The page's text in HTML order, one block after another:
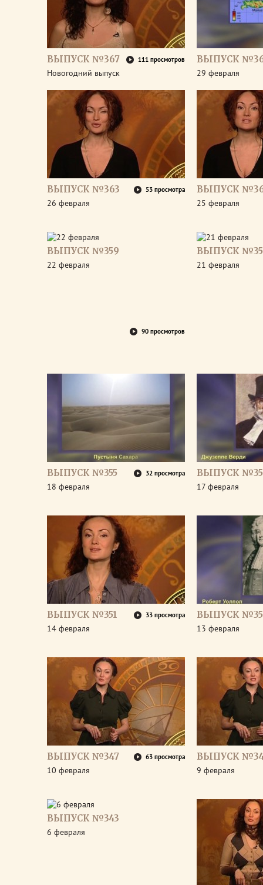
ВЫПУСК №367 111 просмотров
Новогодний выпуск
ВЫПУСК
29 февраля
ВЫПУСК №363 53 просмотра
26 февраля
ВЫПУСК
25 февраля
ВЫПУСК №359
90 просмотров
22 февраля
ВЫПУСК
21 февраля
ВЫПУСК №355 32 просмотра
18 февраля
ВЫПУСК
17 февраля
ВЫПУСК №351 33 просмотра
14 февраля
ВЫПУСК
13 февраля
ВЫПУСК №347 63 просмотра
10 февраля
ВЫПУСК
9 февраля
ВЫПУСК №343
6 февраля